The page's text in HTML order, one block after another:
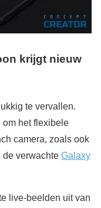
krijgt nieuw
te vervallen.
om het flexibele
camera, zoals ook
de verwachte Galaxy
live-beelden uit van